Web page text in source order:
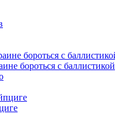
бороться с баллистикой